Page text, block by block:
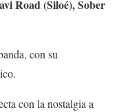
Road (Siloé), Sober
con su
con la nostalgia a